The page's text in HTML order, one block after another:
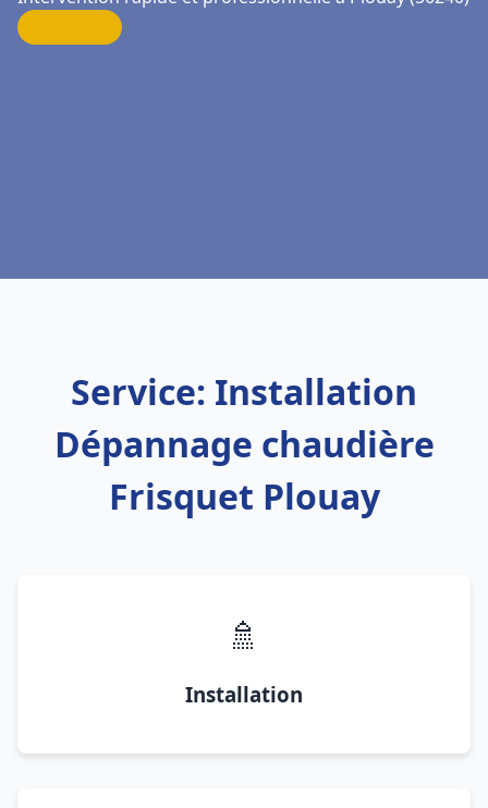
Service: Installation
Dépannage chaudière
Frisquet Plouay
🚿
Installation